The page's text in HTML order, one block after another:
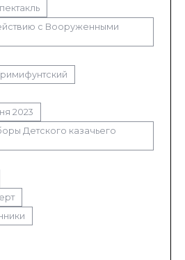
с Вооруженными
2023
Детского казачьего